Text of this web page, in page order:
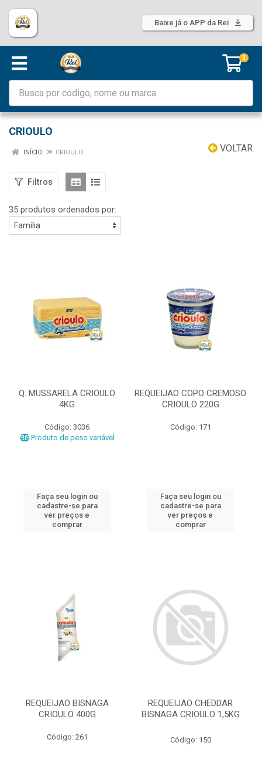
Baixe já o APP da Rei
0
CRIOULO
VOLTAR
INÍCIO CRIOULO
Filtros
35 produtos ordenados por:
Q. MUSSARELA CRIOULO
4KG
Código: 3036
Produto de peso variável
Faça seu login ou
cadastre-se para
ver preços e
comprar
REQUEIJAO COPO CREMOSO
CRIOULO 220G
Código: 171
Faça seu login ou
cadastre-se para
ver preços e
comprar
REQUEIJAO BISNAGA
CRIOULO 400G
Código: 261
REQUEIJAO CHEDDAR
BISNAGA CRIOULO 1,5KG
Código: 150